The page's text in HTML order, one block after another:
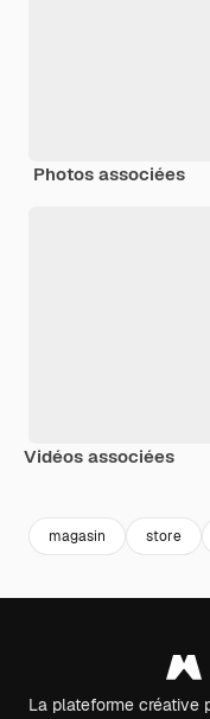
Photos associées
Vidéos associées
magasin store
La plateforme créative